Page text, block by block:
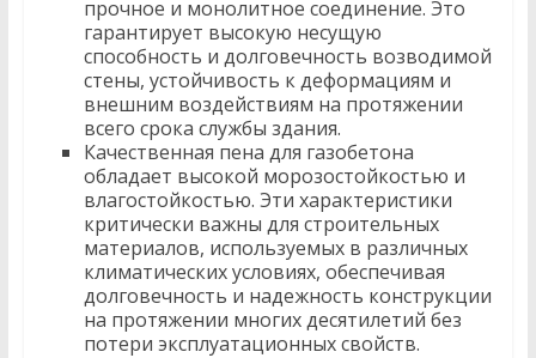
прочное и монолитное соединение. Это
гарантирует высокую несущую
способность и долговечность возводимой
стены, устойчивость к деформациям и
внешним воздействиям на протяжении
всего срока службы здания.
Качественная пена для газобетона
обладает высокой морозостойкостью и
влагостойкостью. Эти характеристики
критически важны для строительных
материалов, используемых в различных
климатических условиях, обеспечивая
долговечность и надежность конструкции
на протяжении многих десятилетий без
потери эксплуатационных свойств.